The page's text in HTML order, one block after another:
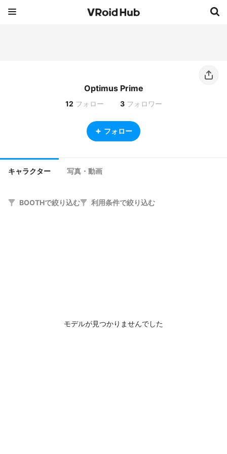
Optimus Prime
12 フォロー 3 フォロワー
フォロー
キャラクター 写真・動画
BOOTHで絞り込む 利用条件で絞り込む
モデルが見つかりませんでした